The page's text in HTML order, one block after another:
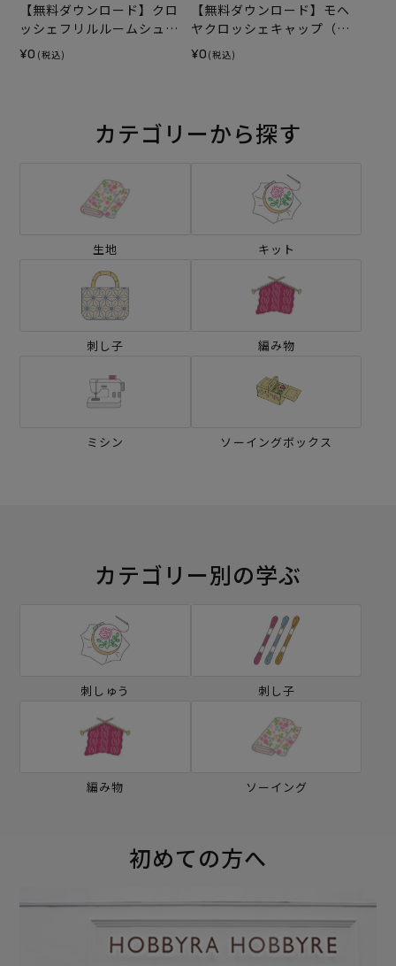
【無料ダウンロード】クロ
ッシェフリルルームシュー
ズ（レシピ）
¥0 (税込)
【無料ダウンロード】モヘ
ヤクロッシェキャップ（レ
シピ）
¥0 (税込)
カテゴリーから探す
生地 キット
刺し子 編み物
ミシン ソーイングボックス
カテゴリー別の学ぶ
刺しゅう 刺し子
編み物 ソーイング
初めての方へ